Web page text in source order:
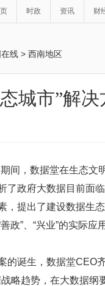
时政 资讯 财
线 > 西南地区
城市”解
间，数据堂在生态文
了政府大数据目前面
，提出了建设数据生
政”、“兴业”的实际应
的诞生，数据堂CEO
略趋势，在大数据纲